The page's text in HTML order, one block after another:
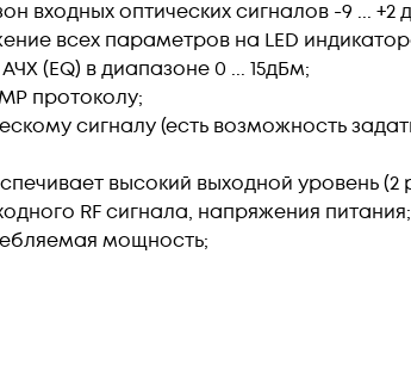
входных оптических сигналов -9 ... +2
всех параметров на LED
(EQ) в диапазоне 0 ... 15дБм;
протоколу;
сигналу (есть возможность
высокий выходной уровень (2
RF сигнала, напряжения
мощность;